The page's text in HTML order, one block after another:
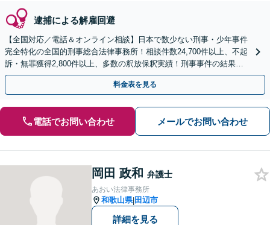
逮捕による解雇回避
【全国対応／電話＆オンライン相談】日本で数少ない刑事・少年事件
完全特化の全国的刑事総合法律事務所！相談件数24,700件以上、不起
訴・無罪獲得2,800件以上、多数の釈放保釈実績！刑事事件の結果は
弁護士の腕次第で変わります【初回相談無料】
料金表を見る
電話でお問い合わせ メールでお問い合わせ
岡田 政和 弁護士
あおい法律事務所
和歌山県|田辺市
詳細を見る